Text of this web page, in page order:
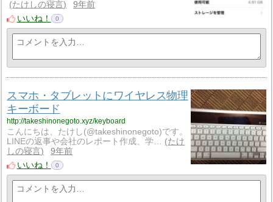
たけしの寝言
9年前
いいね！
0
スマホ・タブレットにワイヤレス物理
キーボード
http://takeshinonegoto.xyz/keyboard
こんにちは、たけし(@takeshinonegoto)です。
LINEの返事や会社のレポート作成、学…
たけ
しの寝言
9年前
いいね！
0